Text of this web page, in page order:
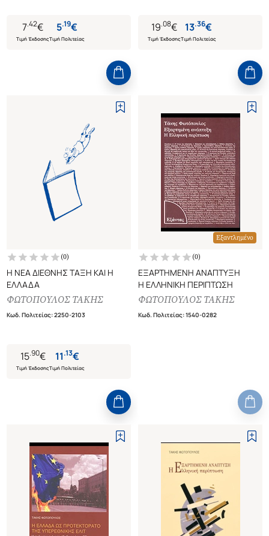
7.42€
Τιμή Έκδοσης
5.19€
Τιμή Πολιτείας
19.08€
Τιμή Έκδοσης
13.36€
Τιμή Πολιτείας
(0)
Η ΝΕΑ ΔΙΕΘΝΗΣ ΤΑΞΗ ΚΑΙ Η
ΕΛΛΑΔΑ
ΦΩΤΟΠΟΥΛΟΣ ΤΑΚΗΣ
Κωδ. Πολιτείας:2250-2103
15.90€
Τιμή Έκδοσης
11.13€
Τιμή Πολιτείας
Εξαντλημένο
(0)
ΕΞΑΡΤΗΜΕΝΗ ΑΝΑΠΤΥΞΗ
Η ΕΛΛΗΝΙΚΗ ΠΕΡΙΠΤΩΣΗ
ΦΩΤΟΠΟΥΛΟΣ ΤΑΚΗΣ
Κωδ. Πολιτείας:1540-0282